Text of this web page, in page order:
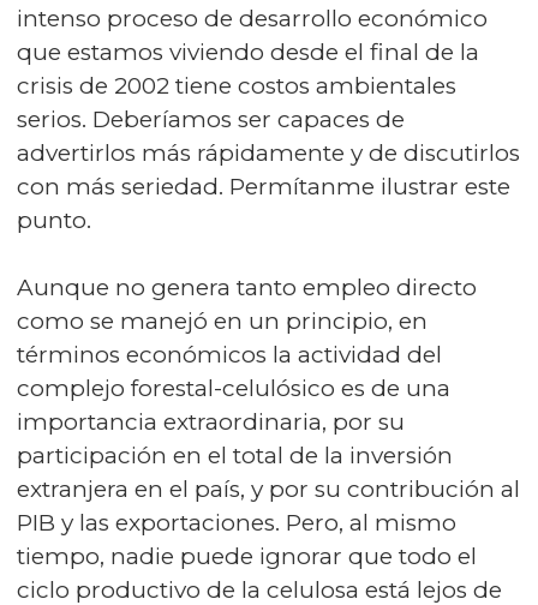
intenso proceso de desarrollo económico
que estamos viviendo desde el final de la
crisis de 2002 tiene costos ambientales
serios. Deberíamos ser capaces de
advertirlos más rápidamente y de discutirlos
con más seriedad. Permítanme ilustrar este
punto.
Aunque no genera tanto empleo directo
como se manejó en un principio, en
términos económicos la actividad del
complejo forestal-celulósico es de una
importancia extraordinaria, por su
participación en el total de la inversión
extranjera en el país, y por su contribución al
PIB y las exportaciones. Pero, al mismo
tiempo, nadie puede ignorar que todo el
ciclo productivo de la celulosa está lejos de